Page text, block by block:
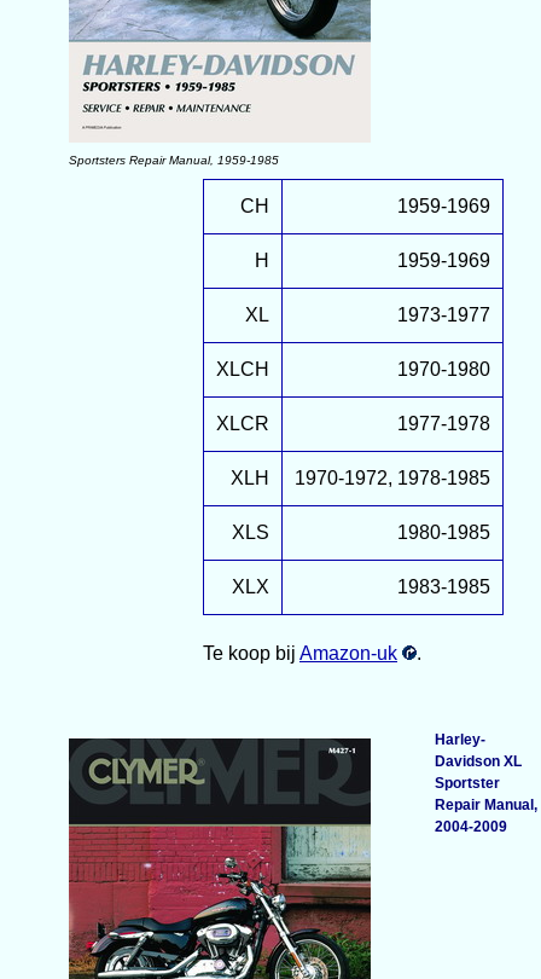
Sportsters Repair Manual, 1959-1985
CH 1959-1969
H 1959-1969
XL 1973-1977
XLCH 1970-1980
XLCR 1977-1978
XLH 1970-1972, 1978-1985
XLS 1980-1985
XLX 1983-1985
Te koop bij Amazon-uk .
Harley-
Davidson XL
Sportster
Repair Manual,
2004-2009